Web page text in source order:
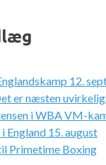
12.
er næsten
i WBA VM-
England 15. august
Primetime Boxing